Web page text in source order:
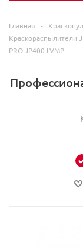
Главная -
Краскораспылители
PRO JP400 LVMP